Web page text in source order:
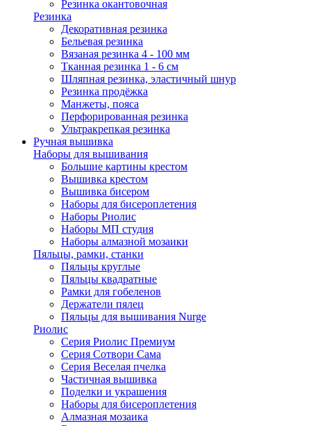
Резинка окантовочная
Резинка
Декоративная резинка
Бельевая резинка
Вязаная резинка 4 - 100 мм
Тканная резинка 1 - 6 см
Шляпная резинка, эластичный шнур
Резинка продёжка
Манжеты, пояса
Перфорированная резинка
Ультракрепкая резинка
Ручная вышивка
Наборы для вышивания
Большие картины крестом
Вышивка крестом
Вышивка бисером
Наборы для бисероплетения
Наборы Риолис
Наборы МП студия
Наборы алмазной мозаики
Пяльцы, рамки, станки
Пяльцы круглые
Пяльцы квадратные
Рамки для гобеленов
Держатели пялец
Пяльцы для вышивания Nurge
Риолис
Серия Риолис Премиум
Серия Сотвори Сама
Серия Веселая пчелка
Частичная вышивка
Поделки и украшения
Наборы для бисероплетения
Алмазная мозаика